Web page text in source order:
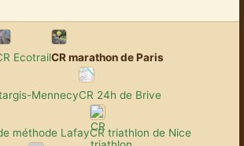
EcotrailCR marathon de Paris
MennecyCR 24h de Brive
méthode LafayCR triathlon de Nice